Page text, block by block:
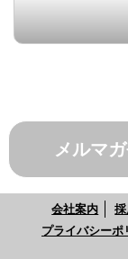
メルマ
会社案内
プライバシーポ